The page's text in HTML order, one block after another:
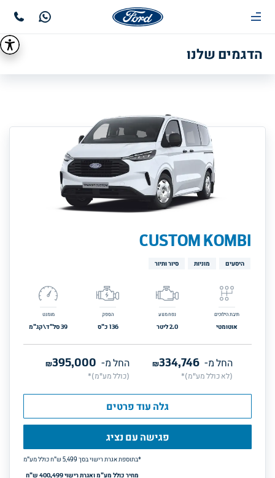
הדגמים שלנו
CUSTOM KOMBI
היסעים מוניות סיור ותיור
תיבת הילוכים
אוטומטי
נפח מנוע
2.0ליטר
הספק
136 כ"ס
מומנט
39סל"ד\קג"מ
החל מ- 334,746
₪
(לא כולל מע"מ)*
החל מ- 395,000
₪
(כולל מע"מ)*
גלה עוד פרטים
פגישה עם נציג
*בתוספת אגרת רישוי בסך 5,499 ש"ח כולל מע"מ
מחיר כולל מע"מ ואגרת רישוי 400,499 ש"ח